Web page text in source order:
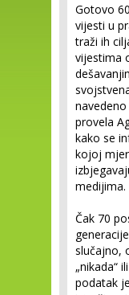
Gotovo
vijesti u
traži ih
vijestima
provela
kako se
kojoj
medijima.
Čak 70
slučajno,
„nikada“
podatak